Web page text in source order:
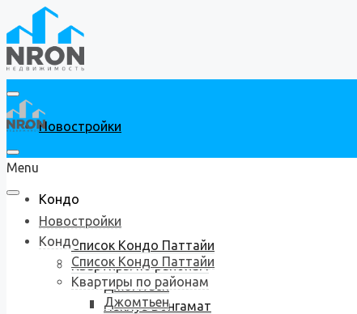
Новостройки
Кондо
Список Кондо Паттайи
Квартиры по районам
Джомтьен
Наклуа Вонгамат
Menu
Новостройки
Кондо
Список Кондо Паттайи
Квартиры по районам
Джомтьен